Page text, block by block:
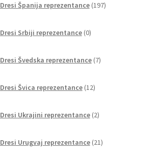
Dresi Španija reprezentance 197izdelkov
Dresi Srbiji reprezentance 0izdelkov
Dresi Švedska reprezentance 7izdelkov
Dresi Švica reprezentance 12izdelkov
Dresi Ukrajini reprezentance 2izdelka
Dresi Urugvaj reprezentance 21izdelkov